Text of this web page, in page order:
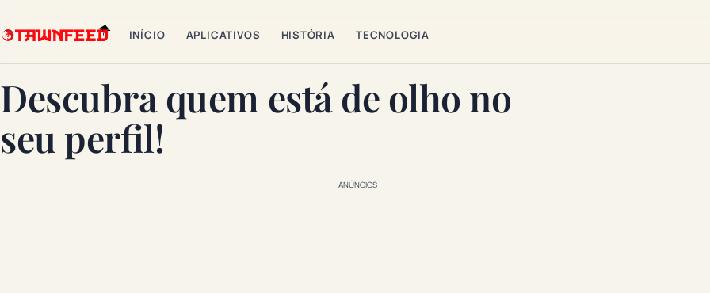
INÍCIO APLICATIVOS HISTÓRIA TECNOLOGIA
Descubra quem está de olho no
seu perfil!
ANÚNCIOS